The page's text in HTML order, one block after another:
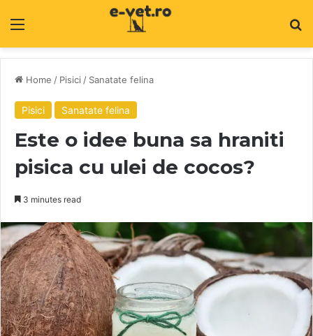
Home / Pisici / Sanatate felina
Pisici Sanatate felina
Este o idee buna sa hraniti
pisica cu ulei de cocos?
3 minutes read